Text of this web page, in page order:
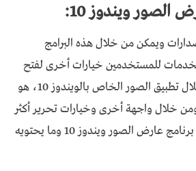
الصور ويندوز 10:
ويمكن من خلال هذه البرامج
للمستخدمين خيارات أخرى لفتح
الصور وتعديلها، ومن خلال تطبيق الصور الخاص بالويندوز 10، هو
خلال واجهة أخرى وخيارات تحرير أكثر
أساسية للصور من خلال برنامج عارض الصور ويندوز 10 وما يحتويه